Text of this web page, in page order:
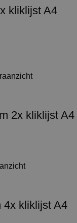
kliklijst A4
2x kliklijst A4
4x kliklijst A4